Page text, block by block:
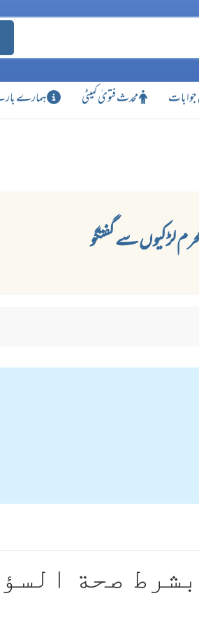
محدث فتویٰ کمیٹی ہمارے
لڑکیوں سے گفتگو
صحة